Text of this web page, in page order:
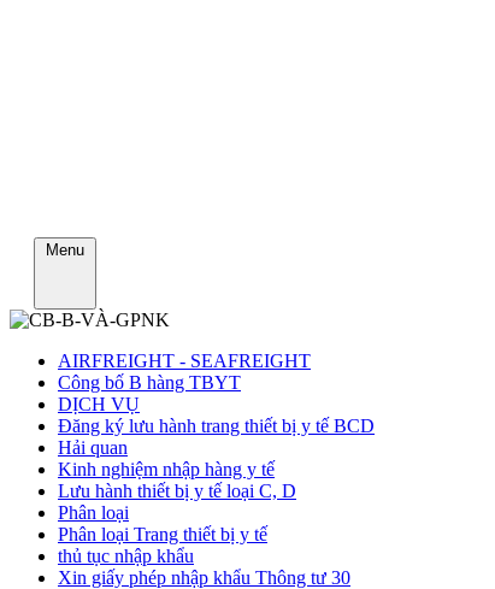
Menu
AIRFREIGHT - SEAFREIGHT
Công bố B hàng TBYT
DỊCH VỤ
Đăng ký lưu hành trang thiết bị y tế BCD
Hải quan
Kinh nghiệm nhập hàng y tế
Lưu hành thiết bị y tế loại C, D
Phân loại
Phân loại Trang thiết bị y tế
thủ tục nhập khẩu
Xin giấy phép nhập khẩu Thông tư 30